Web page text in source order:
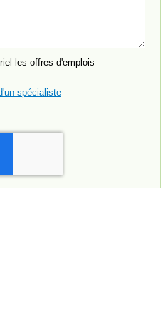
les offres d'emplois
spécialiste